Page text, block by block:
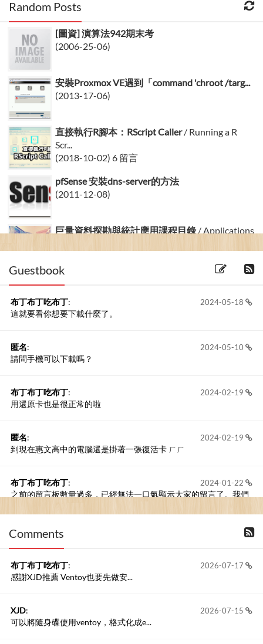
Random Posts
[圖資] 演算法942期末考
(2006-25-06)
安裝Proxmox VE遇到「command 'chroot /targ...
(2013-17-06)
直接執行R腳本：RScript Caller/ Running a R
Scr...
(2018-10-02) 6 留言
pfSense 安裝dns-server的方法
(2011-12-08)
巨量資料探勘與統計應用課程目錄/ Applications
Guestbook
2024-05-18
布丁布丁吃布丁:
這就要看你想要下載什麼了。
2024-05-10
匿名:
請問手機可以下載嗎？
2024-02-19
布丁布丁吃布丁:
用還原卡也是很正常的啦
2024-02-19
匿名:
到現在惠文高中的電腦還是掛著一張復活卡 ㄏㄏ
2024-01-22
布丁布丁吃布丁:
之前的留言板數量過多，已經無法一口氣顯示大家的留言了。我們
Comments
2026-07-17
布丁布丁吃布丁:
感謝XJD推薦 Ventoy也要先做安...
2026-07-15
XJD:
可以將隨身碟使用ventoy，格式化成e...